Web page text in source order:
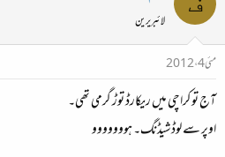
لائبریرین
مئی 4، 2012
آج تو کراچی میں ریکارڈ توڑ گرمی تھی۔
اوپر سے لوڈشیڈنگ۔ ہووووووو